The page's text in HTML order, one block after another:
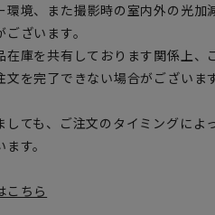
境、また撮影時の室内外の光加
ざいます。
庫を共有しております関係上、
を完了できない場合がございま
ても、ご注文のタイミングによ
す。
こちら